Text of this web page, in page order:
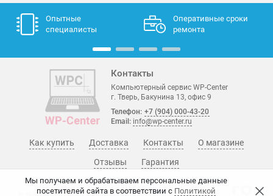
Мы получаем и обрабатываем персональные данные
посетителей сайта в соответствии с Политикой
Опытные
специалисты
Оперативные сроки
ремонта
Контакты
Компьютерный сервис WP-Center
г. Тверь, Бакунина 13, офис 9
Телефон: +7 (904) 000-43-20
Email: info@wp-center.ru
О магазине
Гарантия
Отзывы
Как купить Доставка Контакты